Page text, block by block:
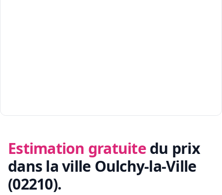
Estimation gratuite du prix
dans la ville Oulchy-la-Ville
(02210).